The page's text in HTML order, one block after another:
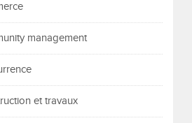
management
et travaux